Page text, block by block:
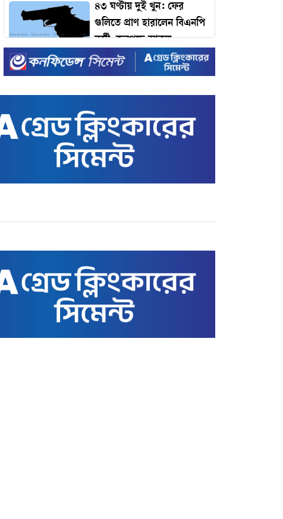
৪৩ ঘণ্টায় দুই খুন: ফের
গুলিতে প্রাণ হারালেন বিএনপি
কর্মী, জনপদে আতঙ্ক
ঢাকার যানজট কমাতে
বাইপাস রেলপথের দাবি!
টাইম ম্যাগাজিনের প্রভাবশালী
১০০ ব্যক্তির তালিকায়
স্বর্ণের বাজার আজ ৩ মে ২২
ক্যারেটের ভরি কত টাকায়
বিক্রি হচ্ছে
কাতারে বাংলাদেশ এমএইচএম